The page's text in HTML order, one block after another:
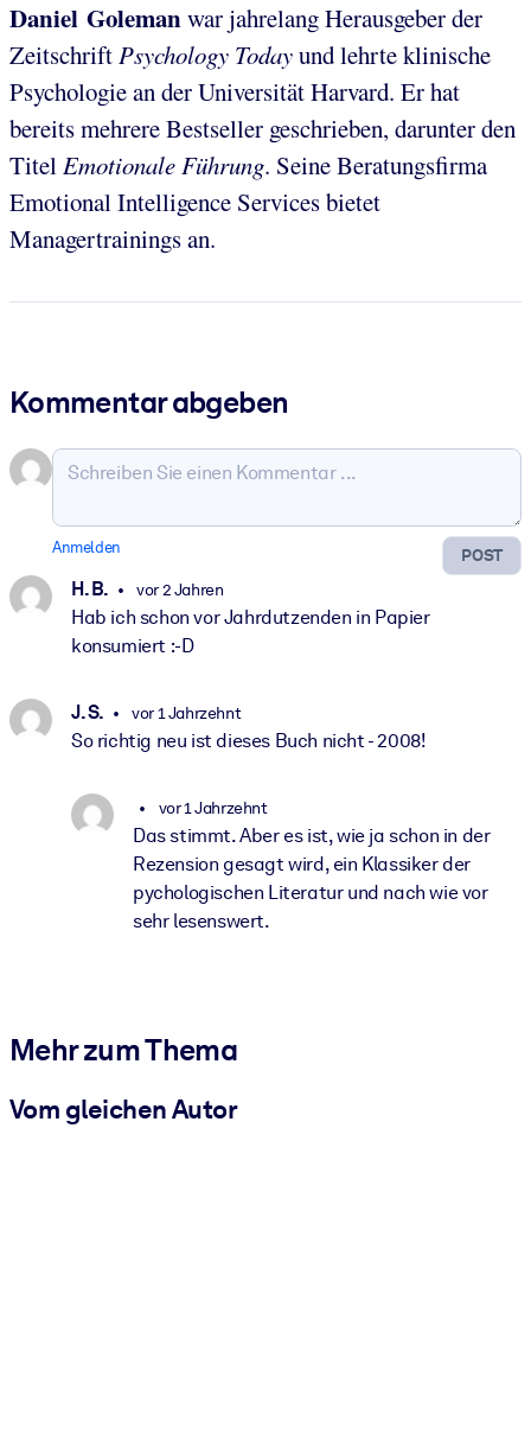
Daniel Golemanwar jahrelang Herausgeber der
ZeitschriftPsychology Todayund lehrte klinische
Psychologie an der Universität Harvard. Er hat
bereits mehrere Bestseller geschrieben, darunter den
TitelEmotionale Führung. Seine Beratungsfirma
Emotional Intelligence Services bietet
Managertrainings an.
Kommentar abgeben
POST
Anmelden
H. B. vor 2 Jahren
Hab ich schon vor Jahrdutzenden in Papier
konsumiert :-D
J. S. vor 1 Jahrzehnt
So richtig neu ist dieses Buch nicht - 2008!
vor 1 Jahrzehnt
Das stimmt. Aber es ist, wie ja schon in der
Rezension gesagt wird, ein Klassiker der
pychologischen Literatur und nach wie vor
sehr lesenswert.
Mehr zum Thema
Vom gleichen Autor